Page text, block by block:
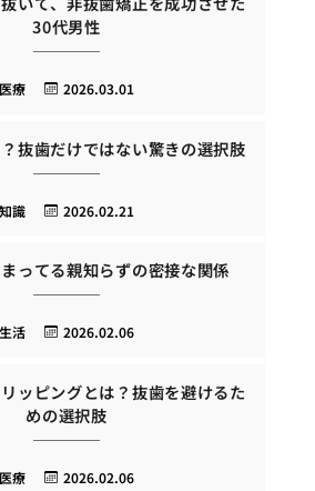
30代男性
2026.03.01
医療
抜歯だけではない驚きの選択肢
2026.02.21
知識
ってる親知らずの密接な関係
2026.02.06
生活
ッピングとは？抜歯を避けるた
めの選択肢
2026.02.06
医療